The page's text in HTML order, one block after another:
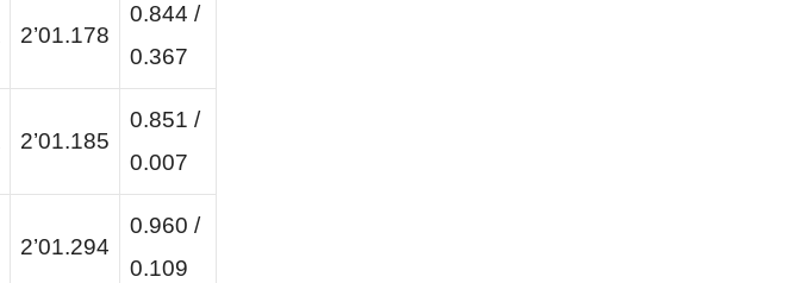
2’01.178
0.844 /
0.367
2’01.185
0.851 /
0.007
2’01.294
0.960 /
0.109